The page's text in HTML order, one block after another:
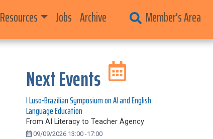
Resources Jobs Archive Member's Area
Next Events
I Luso-Brazilian Symposium on AI and English
Language Education
From AI Literacy to Teacher Agency
09/09/2026 13:00 -17:00